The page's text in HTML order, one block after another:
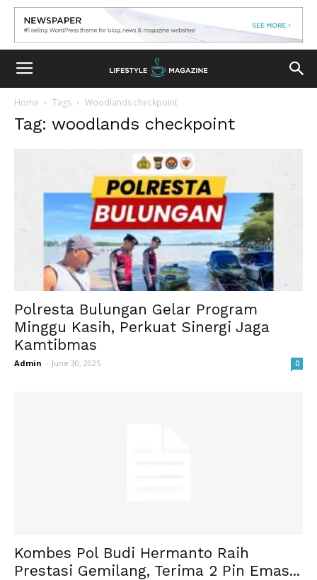
Home Tags Woodlands checkpoint
Tag: woodlands checkpoint
Polresta Bulungan Gelar Program
Minggu Kasih, Perkuat Sinergi Jaga
Kamtibmas
Admin - June 30, 2025 0
Kombes Pol Budi Hermanto Raih
Prestasi Gemilang, Terima 2 Pin Emas...